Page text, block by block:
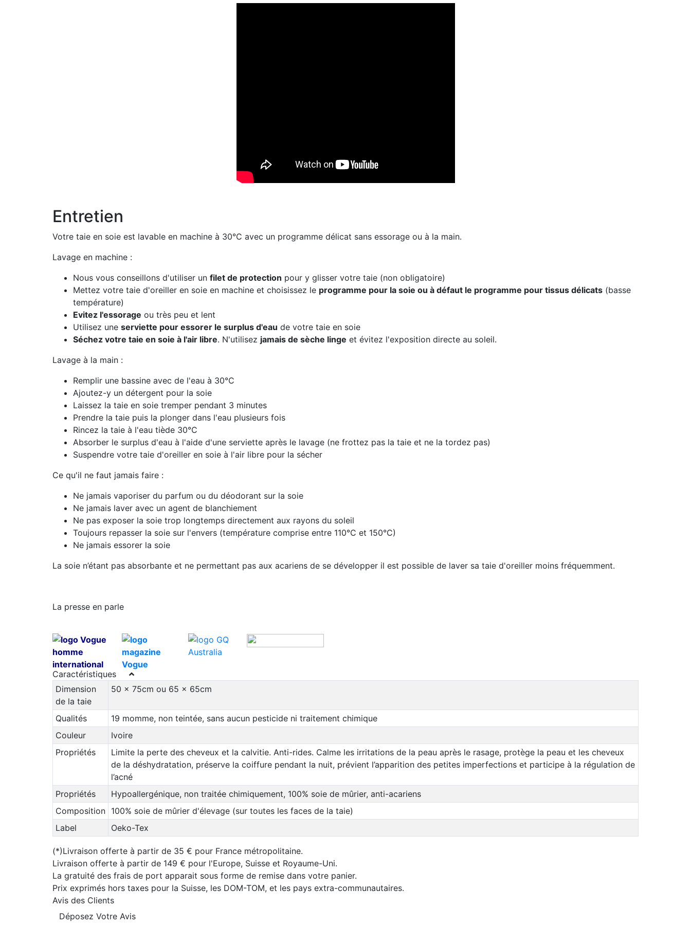
Entretien
Votre taie en soie est lavable en machine à 30°C avec un programme délicat sans essorage ou à la main.
Lavage en machine :
Nous vous conseillons d'utiliser un filet de protection pour y glisser votre taie (non obligatoire)
Mettez votre taie d'oreiller en soie en machine et choisissez le programme pour la soie ou à défaut le programme pour tissus délicats (basse
température)
Evitez l'essorage ou très peu et lent
Utilisez une serviette pour essorer le surplus d'eau de votre taie en soie
Séchez votre taie en soie à l'air libre. N'utilisez jamais de sèche linge et évitez l'exposition directe au soleil.
Lavage à la main :
Remplir une bassine avec de l'eau à 30°C
Ajoutez-y un détergent pour la soie
Laissez la taie en soie tremper pendant 3 minutes
Prendre la taie puis la plonger dans l'eau plusieurs fois
Rincez la taie à l'eau tiède 30°C
Absorber le surplus d'eau à l'aide d'une serviette après le lavage (ne frottez pas la taie et ne la tordez pas)
Suspendre votre taie d'oreiller en soie à l'air libre pour la sécher
Ce qu'il ne faut jamais faire :
Ne jamais vaporiser du parfum ou du déodorant sur la soie
Ne jamais laver avec un agent de blanchiement
Ne pas exposer la soie trop longtemps directement aux rayons du soleil
Toujours repasser la soie sur l'envers (température comprise entre 110°C et 150°C)
Ne jamais essorer la soie
La soie n’étant pas absorbante et ne permettant pas aux acariens de se développer il est possible de laver sa taie d'oreiller moins fréquemment.
La presse en parle
Caractéristiques
Dimension
de la taie
50 x 75cm ou 65 x 65cm
Qualités
19 momme, non teintée, sans aucun pesticide ni traitement chimique
Couleur
Ivoire
Propriétés
Limite la perte des cheveux et la calvitie. Anti-rides. Calme les irritations de la peau après le rasage, protège la peau et les cheveux
de la déshydratation, préserve la coiffure pendant la nuit, prévient l’apparition des petites imperfections et participe à la régulation de
l’acné
Propriétés
Hypoallergénique, non traitée chimiquement, 100% soie de mûrier, anti-acariens
Composition
100% soie de mûrier d'élevage (sur toutes les faces de la taie)
Label
Oeko-Tex
(*)Livraison offerte à partir de 35 € pour France métropolitaine.
Livraison offerte à partir de 149 € pour l'Europe, Suisse et Royaume-Uni.
La gratuité des frais de port apparait sous forme de remise dans votre panier.
Prix exprimés hors taxes pour la Suisse, les DOM-TOM, et les pays extra-communautaires.
Avis des Clients
Déposez Votre Avis